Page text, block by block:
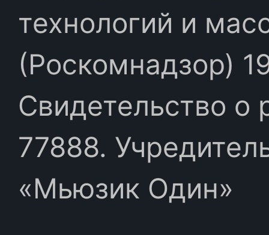
технологий и
(Роскомнадзор)
Свидетельство
77888.
«Мьюзик Один»